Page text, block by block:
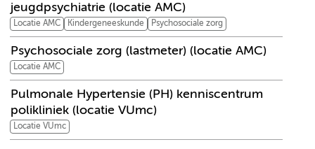
jeugdpsychiatrie (locatie AMC)
Locatie AMC Kindergeneeskunde Psychosociale zorg
Psychosociale zorg (lastmeter) (locatie AMC)
Locatie AMC
Pulmonale Hypertensie (PH) kenniscentrum
polikliniek (locatie VUmc)
Locatie VUmc